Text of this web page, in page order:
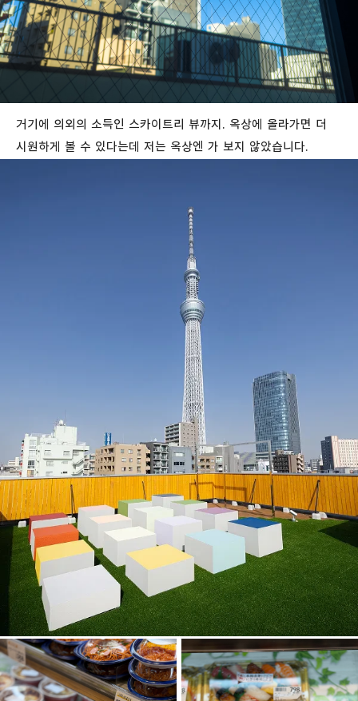
거기에 의외의 소득인 스카이트리 뷰까지. 옥상에 올라가면 더
시원하게 볼 수 있다는데 저는 옥상엔 가 보지 않았습니다.